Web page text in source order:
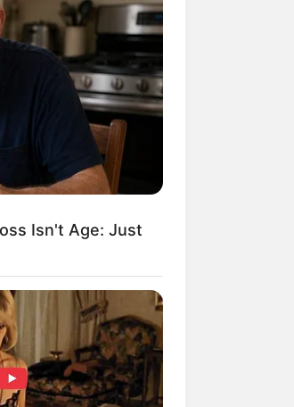
Malam
yang Bikin
di
Isn't Age: Just